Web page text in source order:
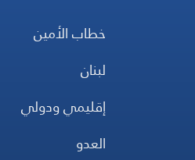
خطاب الأمين
لبنان
إقليمي ودولي
العدو